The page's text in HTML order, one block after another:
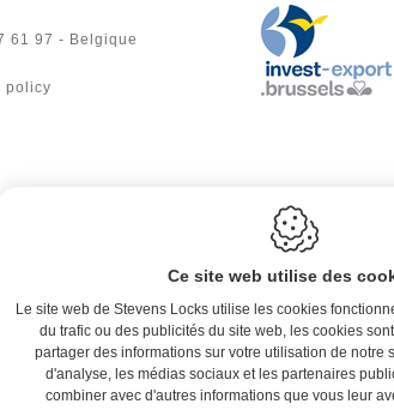
61 97 - Belgique
policy
Ce site web utilise des
Le site web de Stevens Locks utilise les cookies
du trafic ou des publicités du site web, les cookies
partager des informations sur votre utilisation de notre
d'analyse, les médias sociaux et les partenaires
combiner avec d'autres informations que vous leur